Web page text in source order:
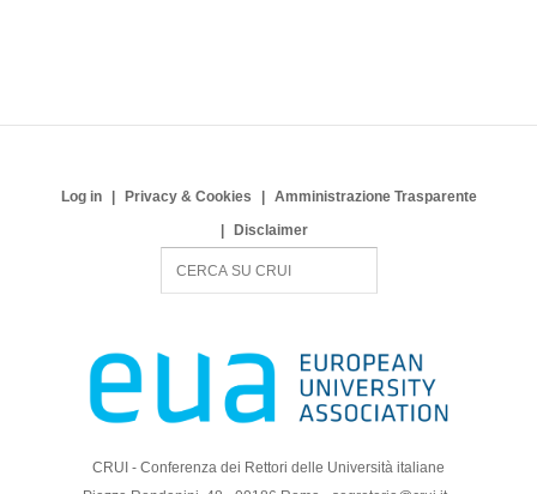
Log in Privacy & Cookies
Amministrazione Trasparente
Disclaimer
c
CRUI - Conferenza dei Rettori delle Università italiane